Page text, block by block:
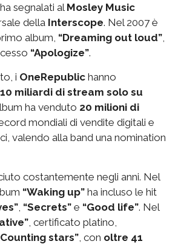
segnalati al Mosley Music
della Interscope. Nel 2007 è
album, “Dreaming out loud”
“Apologize”.
i OneRepublic hanno
miliardi di stream solo su
ha venduto 20 milioni di
mondiali di vendite digitali e
valendo alla band una nomination
costantemente negli anni. Nel
“Waking up” ha incluso le hit
“Secrets” e “Good life”. Nel
, certificato platino,
stars” , con oltre 41